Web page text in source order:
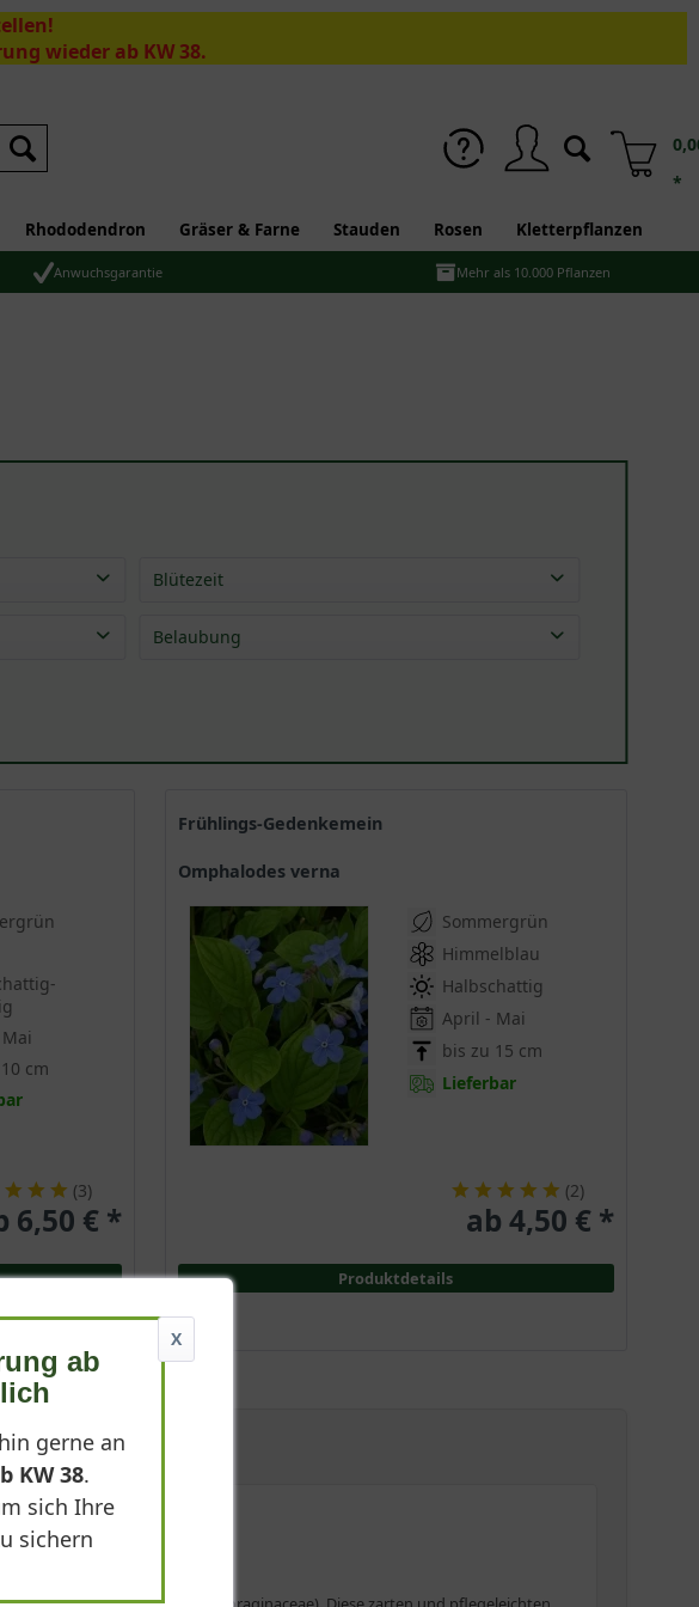
wieder ab KW 38.
*
Rhododendron Gräser & Farne Stauden Rosen Kletterpflanzen
Anwuchsgarantie Mehr als 10.000 Pflanzen
Blütezeit
Apr(3)
Belaubung
Frühlings-Gedenkemein
Omphalodes verna
Sommergrün
Himmelblau
Halbschattig
April - Mai
bis zu 15 cm
Lieferbar
(2)
ab 4,50 € *
Produktdetails
cm
(3)
6,50 € *
X
ab
gerne an
KW 38.
sich Ihre
sichern